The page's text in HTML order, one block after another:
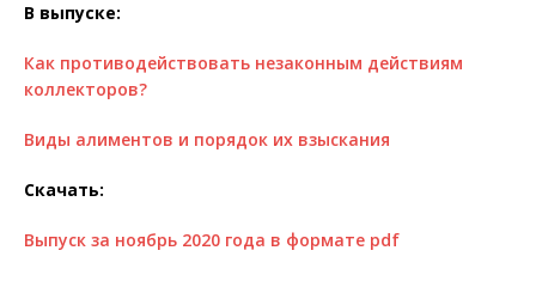
В выпуске:
Как противодействовать незаконным действиям
коллекторов?
Виды алиментов и порядок их взыскания
Скачать:
Выпуск за ноябрь 2020 года в формате pdf